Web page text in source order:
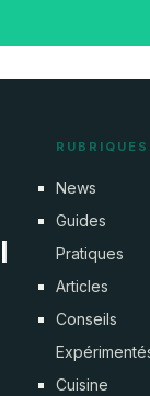
RUBRIQUES
News
Guides
Pratiques
Articles
Conseils
Cuisine